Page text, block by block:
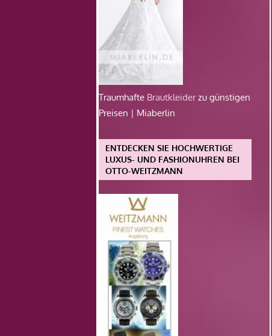
Traumhafte Brautkleiderzu günstigen
Preisen | Miaberlin
ENTDECKEN SIE HOCHWERTIGE
LUXUS- UND FASHIONUHREN BEI
OTTO-WEITZMANN